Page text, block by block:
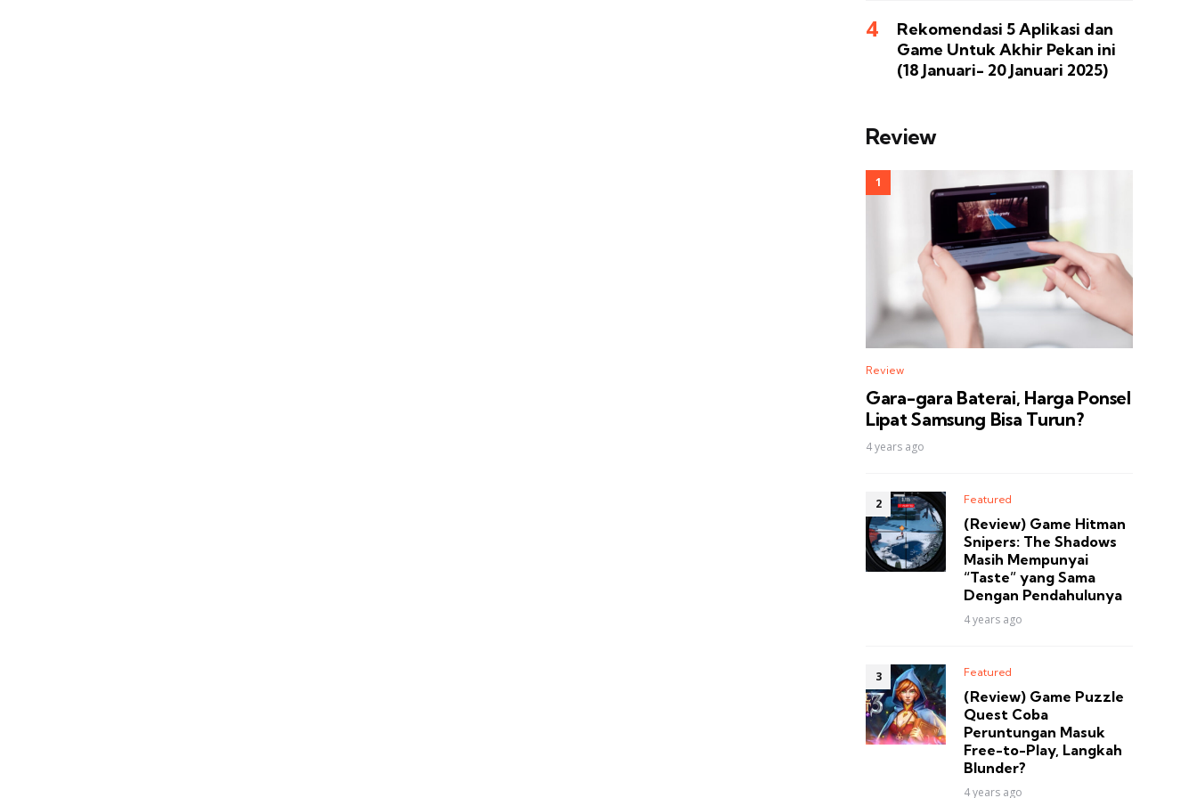
Rekomendasi 5 Aplikasi dan
Game Untuk Akhir Pekan ini
(18 Januari- 20 Januari 2025)
Review
Review
Gara-gara Baterai, Harga Ponsel
Lipat Samsung Bisa Turun?
4 years ago
Featured
(Review) Game Hitman
Snipers: The Shadows
Masih Mempunyai
“Taste” yang Sama
Dengan Pendahulunya
4 years ago
Featured
(Review) Game Puzzle
Quest Coba
Peruntungan Masuk
Free-to-Play, Langkah
Blunder?
4 years ago